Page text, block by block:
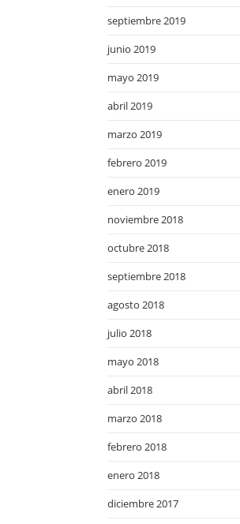
septiembre 2019
junio 2019
mayo 2019
abril 2019
marzo 2019
febrero 2019
enero 2019
noviembre 2018
octubre 2018
septiembre 2018
agosto 2018
julio 2018
mayo 2018
abril 2018
marzo 2018
febrero 2018
enero 2018
diciembre 2017